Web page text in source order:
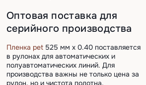
Оптовая поставка для
серийного производства
Пленка pet 525 мм х 0.40 поставляется
в рулонах для автоматических и
полуавтоматических линий. Для
производства важны не только цена за
рулон, но и чистота полотна,